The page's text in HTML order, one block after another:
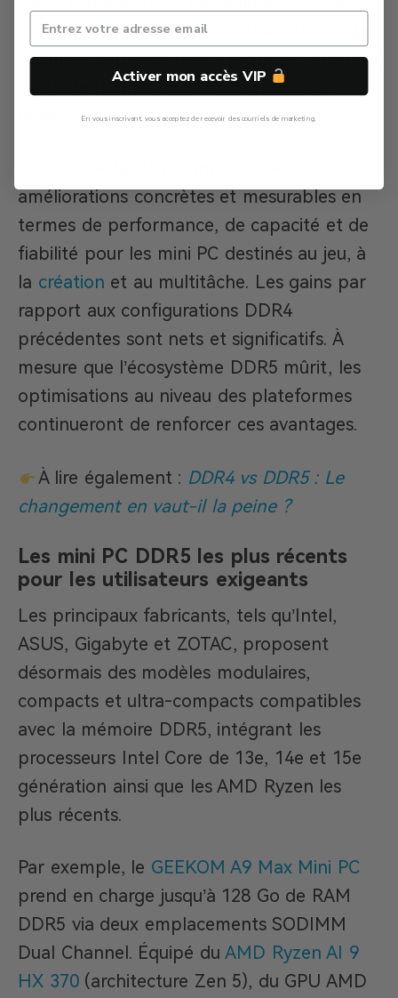
Les travaux critiques de productivité ou de
création sont ainsi mieux protégés contre la
perte de données ou la corruption de
améliorations concrètes et mesurables en
termes de performance, de capacité et de
fiabilité pour les mini PC destinés au jeu, à
la création et au multitâche. Les gains par
rapport aux configurations DDR4
précédentes sont nets et significatifs. À
mesure que l’écosystème DDR5 mûrit, les
optimisations au niveau des plateformes
continueront de renforcer ces avantages.
À lire également : DDR4 vs DDR5 : Le
changement en vaut-il la peine ?
Les mini PC DDR5 les plus récents
pour les utilisateurs exigeants
Les principaux fabricants, tels qu’Intel,
ASUS, Gigabyte et ZOTAC, proposent
désormais des modèles modulaires,
compacts et ultra-compacts compatibles
avec la mémoire DDR5, intégrant les
processeurs Intel Core de 13e, 14e et 15e
génération ainsi que les AMD Ryzen les
plus récents.
Par exemple, le GEEKOM A9 Max Mini PC
prend en charge jusqu’à 128 Go de RAM
DDR5 via deux emplacements SODIMM
Dual Channel. Équipé du AMD Ryzen AI 9
HX 370 (architecture Zen 5), du GPU AMD
Activer mon accès VIP
En vous inscrivant, vous acceptez de recevoir des courriels de marketing.